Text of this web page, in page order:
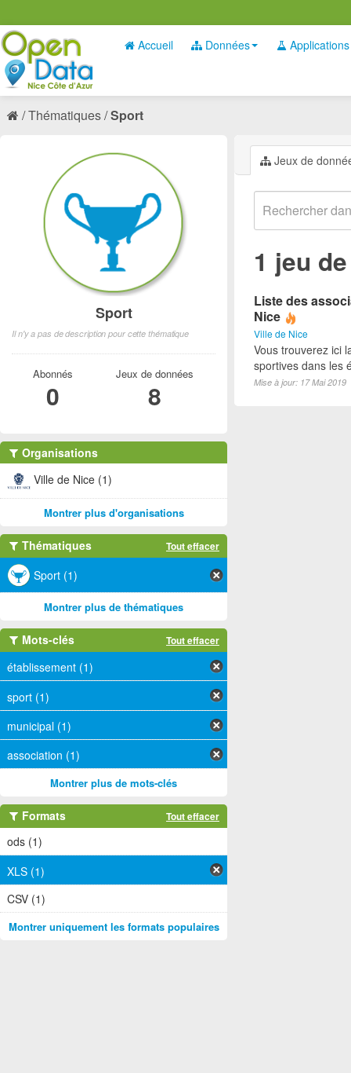
Accueil Données Applications
Thématiques Sport
Jeux de
1 jeu
Liste des
Nice
Ville de Nice
Vous trouverez ici
sportives dans les
Mise à jour: 17 Mai 2019
Sport
Il n'y a pas de description pour cette thématique
Abonnés
0
Jeux de données
8
Organisations
Ville de Nice (1)
Montrer plus d'organisations
Thématiques Tout effacer
Sport (1)
Montrer plus de thématiques
Mots-clés Tout effacer
établissement (1)
sport (1)
municipal (1)
association (1)
Montrer plus de mots-clés
Formats Tout effacer
ods (1)
XLS (1)
CSV (1)
Montrer uniquement les formats populaires